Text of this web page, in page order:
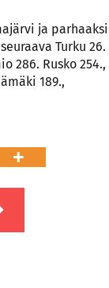
ja parhaaksi
Turku 26.
286. Rusko 254.,
189.,